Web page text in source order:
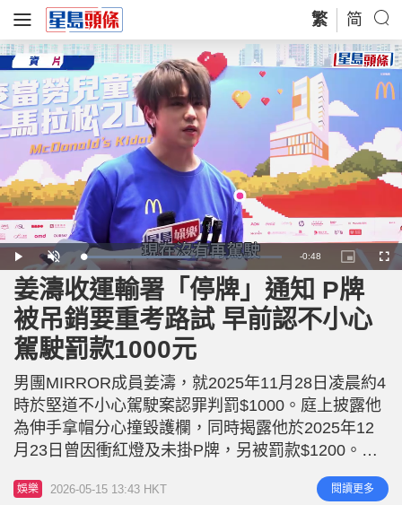
繁 简
P
l
a
y
U
n
m
u
t
e
L
o
d
e
d
:
5
4
.
4
7
R
e
m
n
n
-0:48
P
i
c
t
u
e
-
c
t
r
e
F
u
姜濤收運輸署「停牌」通知 P牌
被吊銷要重考路試 早前認不小心
駕駛罰款1000元
男團MIRROR成員姜濤，就2025年11月28日凌晨約4
時於堅道不小心駕駛案認罪判罰$1000。庭上披露他
為伸手拿帽分心撞毀護欄，同時揭露他於2025年12
月23日曾因衝紅燈及未掛P牌，另被罰款$1200。當
以為案件告一段落，據知，姜濤近日收到運輸署的停
牌通知，須即時停止駕駛及重考駕駛執照。 姜濤曾
娛樂 2026-05-15 13:43 HKT 閱讀更多